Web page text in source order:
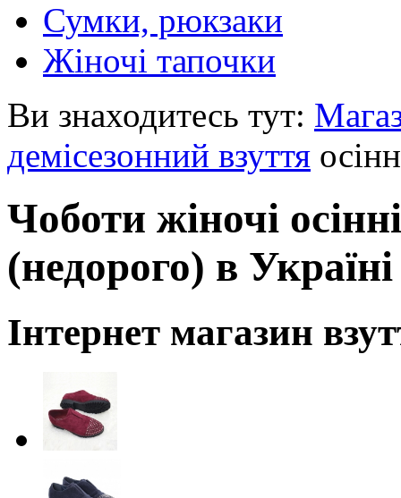
Сумки, рюкзаки
Жіночі тапочки
Ви знаходитесь тут:
демісезонний взуття
Чоботи жіночі
(недорого) в Україні
Інтернет магазин